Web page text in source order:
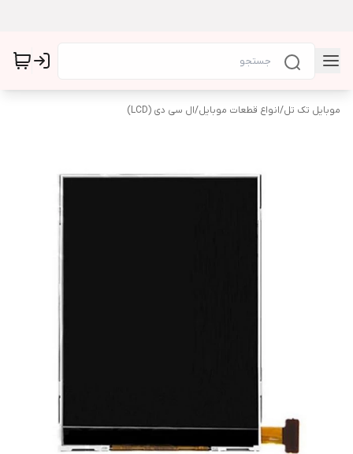
موبایل تک تل/انواع قطعات موبایل/ال سی دی (LCD)